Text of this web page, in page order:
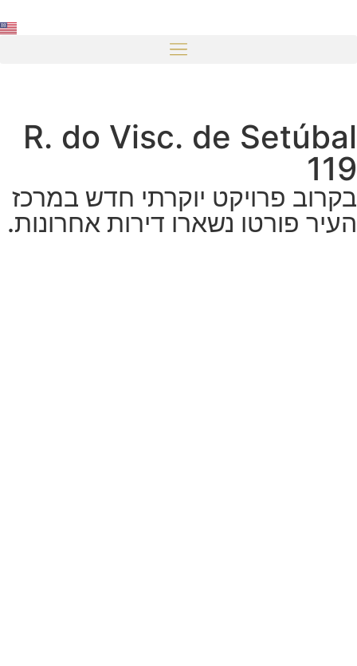
R. do Visc. de Setúbal
119
בקרוב פרויקט יוקרתי חדש במרכז
העיר פורטו נשארו דירות אחרונות.